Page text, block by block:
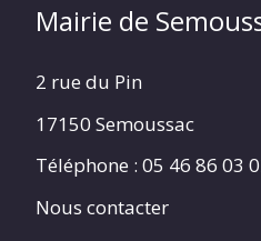
Mairie de
2 rue du Pin
17150 Semoussac
Téléphone : 05 46 86 03
Nous contacter